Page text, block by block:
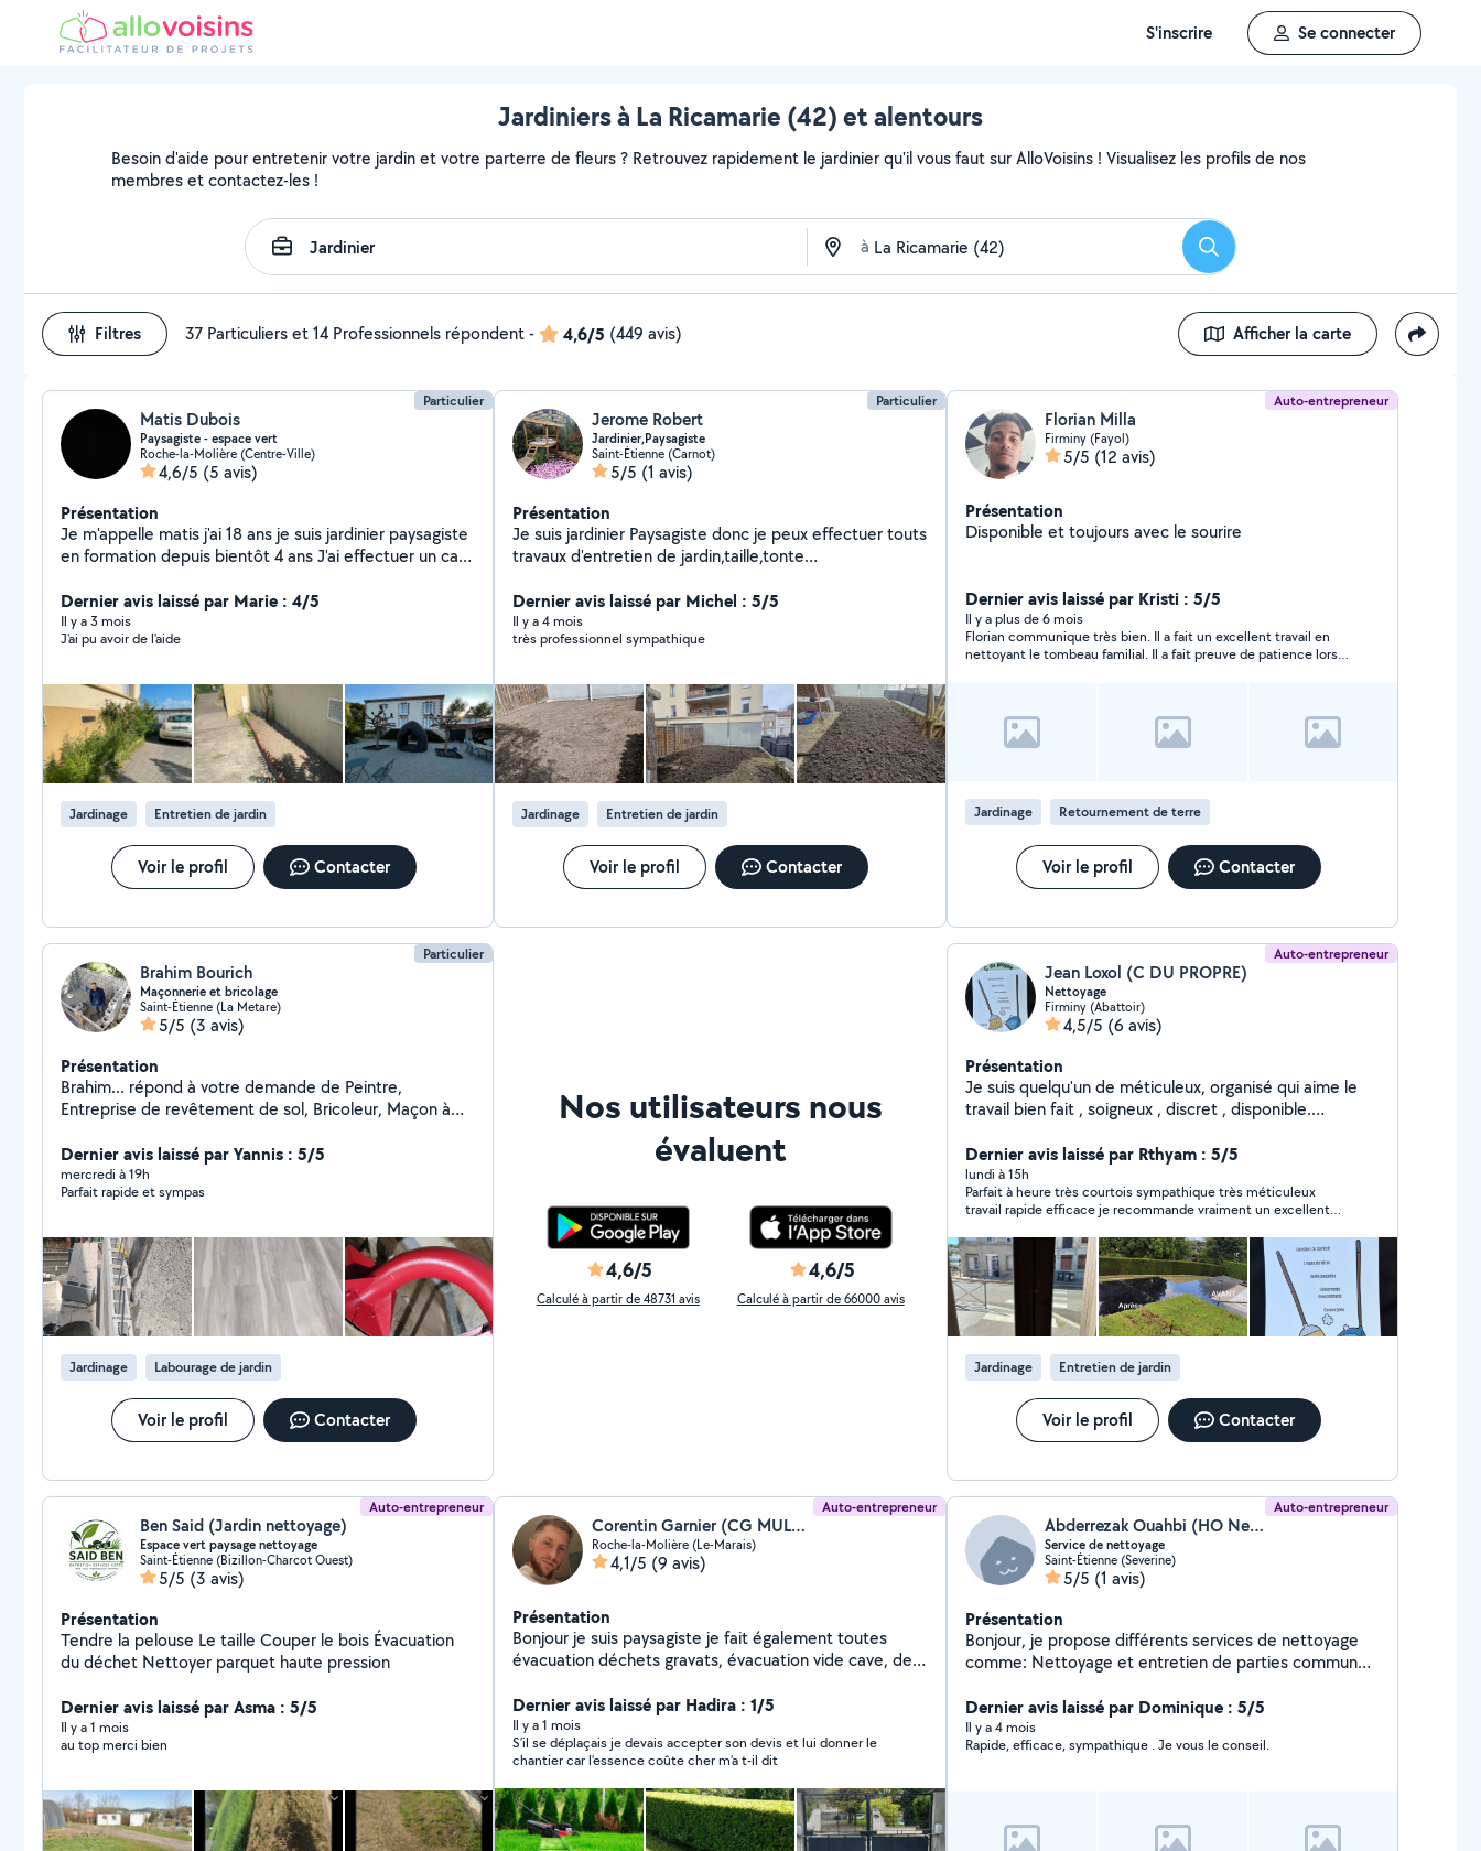
S'inscrire Se connecter
Jardiniers à La Ricamarie (42) et alentours
Besoin d'aide pour entretenir votre jardin et votre parterre de fleurs ? Retrouvez rapidement le jardinier qu'il vous faut sur AlloVoisins ! Visualisez les profils de nos
membres et contactez-les !
à Rechercher
Filtres 37 Particuliers et 14 Professionnels répondent- 4,6/5 (449 avis) Afficher la carte
Particulier
Matis Dubois
Paysagiste - espace vert
Roche-la-Molière (Centre-Ville)
4,6/5 (5 avis)
Présentation
Je m'appelle matis j'ai 18 ans je suis jardinier paysagiste
en formation depuis bientôt 4 ans J'ai effectuer un cap
professionnel Je suis disponible pour toutes taches
concernant le jardinage et les petit travaux extérieur,
Je peut effectuer des travaux tels que taille de haies
; désherbage ; création de petits massifs ; pose de
bâches
Dernier avis laissé par Marie : 4/5
Il y a 3 mois
J'ai pu avoir de l'aide
Jardinage Entretien de jardin
Voir le profil Contacter
Particulier
Jerome Robert
Jardinier,Paysagiste
Saint-Étienne (Carnot)
5/5 (1 avis)
Présentation
Je suis jardinier Paysagiste donc je peux effectuer touts
travaux d'entretien de jardin,taille,tonte
gazon,de massif.......
Dernier avis laissé par Michel : 5/5
Il y a 4 mois
très professionnel sympathique
Jardinage Entretien de jardin
Voir le profil Contacter
Auto-entrepreneur
Florian Milla
Firminy (Fayol)
5/5 (12 avis)
Présentation
Disponible et toujours avec le sourire
Dernier avis laissé par Kristi : 5/5
Il y a plus de 6 mois
Florian communique très bien. Il a fait un excellent travail en
nettoyant le tombeau familial. Il a fait preuve de patience lors
Jardinage Retournement de terre
Voir le profil Contacter
Particulier
Brahim Bourich
Maçonnerie et bricolage
Saint-Étienne (La Metare)
5/5 (3 avis)
Présentation
Brahim... répond à votre demande de Peintre,
Entreprise de revêtement de sol, Bricoleur, Maçon à
vous accompagner dans vos projets de Peinture
intérieur, Sol béton, Débroussaillage, Clôture, Entretien
de jardin et d'espaces verts.... Entrez en contact avec
devis,maçonnerie,démolition,peinture,pose de
parquet,gazons, bricolages divers et isolation de
Dernier avis laissé par Yannis : 5/5
mercredi à 19h
Parfait rapide et sympas
Jardinage Labourage de jardin
Voir le profil Contacter
Nos utilisateurs nous
évaluent
4,6/5
Calculé à partir de 48731 avis
4,6/5
Calculé à partir de 66000 avis
Auto-entrepreneur
Jean Loxol (C DU PROPRE)
Nettoyage
Firminy (Abattoir)
4,5/5 (6 avis)
Présentation
Je suis quelqu'un de méticuleux, organisé qui aime le
travail bien fait , soigneux , discret , disponible.
domicile - lavage de vitres - nettoyage avant état des
lieux - nettoyage moquette - conciergerie - nettoyage
de terrasses à la haute pression Devis gratuit Je reste
disponible pour toutes demande.
Dernier avis laissé par Rthyam : 5/5
lundi à 15h
Parfait à heure très courtois sympathique très méticuleux
travail rapide efficace je recommande vraiment un excellent
d'autres intervention je recommande vraiment si vous voulez
un bon travaille précis et très agréable vraiment et très genti
sympa hésité pas vraiment.
Jardinage Entretien de jardin
Voir le profil Contacter
Auto-entrepreneur
Ben Said (Jardin nettoyage)
Espace vert paysage nettoyage
Saint-Étienne (Bizillon-Charcot Ouest)
5/5 (3 avis)
Présentation
Tendre la pelouse Le taille Couper le bois Évacuation
du déchet Nettoyer parquet haute pression
Dernier avis laissé par Asma : 5/5
Il y a 1 mois
au top merci bien
Auto-entrepreneur
Corentin Garnier (CG MULTI SERVICES)
Roche-la-Molière (Le-Marais)
4,1/5 (9 avis)
Présentation
Bonjour je suis paysagiste je fait également toutes
évacuation déchets gravats, évacuation vide cave, de
carrelage et divers petite bricoles Contact : zéro six,
zéro deux, soixante treize, cinquante deux, quatre vingt
quattre
Dernier avis laissé par Hadira : 1/5
Il y a 1 mois
S’il se déplaçais je devais accepter son devis et lui donner le
chantier car l’essence coûte cher m’a t-il dit
Auto-entrepreneur
Abderrezak Ouahbi (HO Nettoyage)
Service de nettoyage
Saint-Étienne (Severine)
5/5 (1 avis)
Présentation
Bonjour, je propose différents services de nettoyage
comme: Nettoyage et entretien de parties communes
vérandas Sortie et rentrée des poubelles Nettoyage
de vitres intérieures et extérieures Remise en état
après travaux et fin de chantier Entretien régulier ou
2020, et propose des tarifs avantageux.
Dernier avis laissé par Dominique : 5/5
Il y a 4 mois
Rapide, efficace, sympathique . Je vous le conseil.